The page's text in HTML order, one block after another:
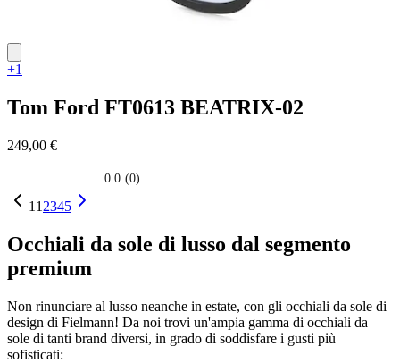
+1
Tom Ford FT0613 BEATRIX-02
249,00 €
0.0 (0)
su
1 1 2345
Occhiali da sole di lusso dal segmento
premium
Non rinunciare al lusso neanche in estate, con gli occhiali da sole di
design di Fielmann! Da noi trovi un'ampia gamma di occhiali da
sole di tanti brand diversi, in grado di soddisfare i gusti più
sofisticati: